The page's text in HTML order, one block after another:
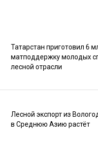
Татарстан приготовил 6
матподдержку молодых
лесной отрасли
Лесной экспорт из
в Среднюю Азию растёт